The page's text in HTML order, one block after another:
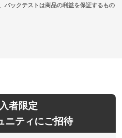
バックテストは商品の利益を保証するもの
者限定
ニティにご招待